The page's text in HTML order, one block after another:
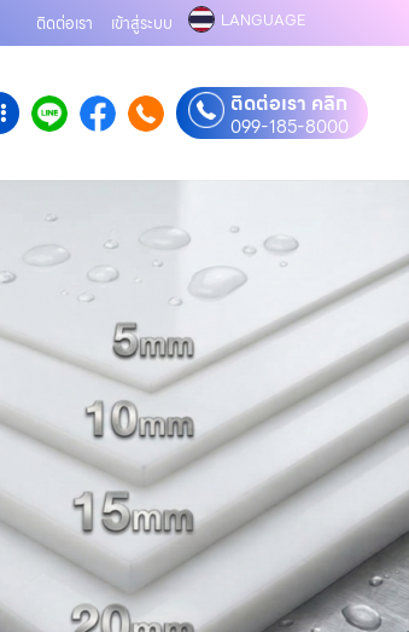
ติดต่อเรา เข้าสู่ระบบ LANGUAGE
ติดต่อเรา คลิก
099-185-8000